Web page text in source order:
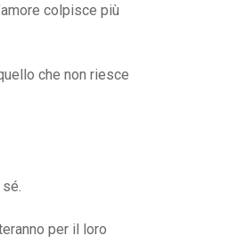
colpisce più
che non riesce
per il loro